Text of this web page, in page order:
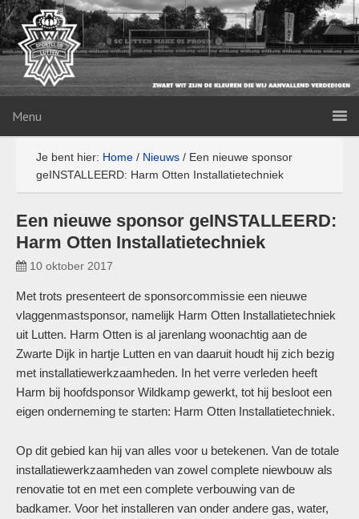
Menu
Je bent hier: Home / Nieuws / Een nieuwe sponsor
geINSTALLEERD: Harm Otten Installatietechniek
Een nieuwe sponsor geINSTALLEERD:
Harm Otten Installatietechniek
10 oktober 2017
Met trots presenteert de sponsorcommissie een nieuwe
vlaggenmastsponsor, namelijk Harm Otten Installatietechniek
uit Lutten. Harm Otten is al jarenlang woonachtig aan de
Zwarte Dijk in hartje Lutten en van daaruit houdt hij zich bezig
met installatiewerkzaamheden. In het verre verleden heeft
Harm bij hoofdsponsor Wildkamp gewerkt, tot hij besloot een
eigen onderneming te starten: Harm Otten Installatietechniek.
Op dit gebied kan hij van alles voor u betekenen. Van de totale
installatiewerkzaamheden van zowel complete niewbouw als
renovatie tot en met een complete verbouwing van de
badkamer. Voor het installeren van onder andere gas, water,